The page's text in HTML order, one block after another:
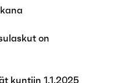
on
kuntiin 1.1.2025